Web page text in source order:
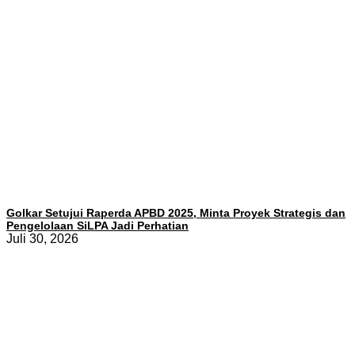
Golkar Setujui Raperda APBD 2025, Minta Proyek Strategis dan
Pengelolaan SiLPA Jadi Perhatian
Juli 30, 2026